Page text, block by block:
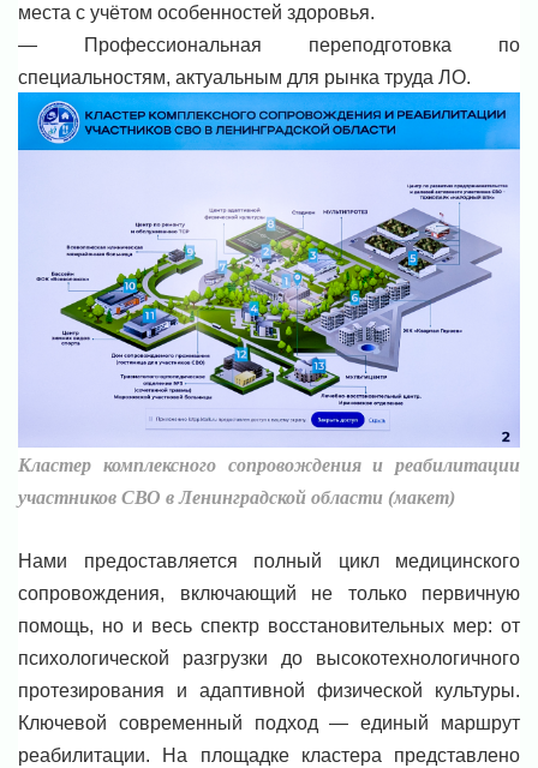
места с учётом особенностей здоровья.
— Профессиональная переподготовка по
специальностям, актуальным для рынка труда ЛО.
Кластер комплексного сопровождения и реабилитации
участников СВО в Ленинградской области (макет)
Нами предоставляется полный цикл медицинского
сопровождения, включающий не только первичную
помощь, но и весь спектр восстановительных мер: от
психологической разгрузки до высокотехнологичного
протезирования и адаптивной физической культуры.
Ключевой современный подход — единый маршрут
реабилитации. На площадке кластера представлено